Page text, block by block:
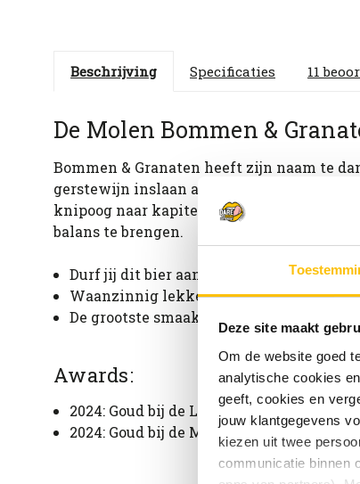
Deze site maakt
Om de website goed
analytische cookies
geeft, cookies en
jouw klantgegevens
kiezen uit twee
communicatie binnen
Beschrijving Specificaties 11
De Molen Bommen &
Bommen & Granaten heeft zijn naam te
gerstewijn inslaan als een bom. Bier &
knipoog naar kapitein Haddock uit de
balans te brengen.
Durf jij dit bier aan? Rijpe vruchten en
Waanzinnig lekker bij: Paté, foie gras,
De grootste smaakexplosie op: 10-12
Awards:
2024: Goud bij de London Beer
2024: Goud bij de Melbourne Royal